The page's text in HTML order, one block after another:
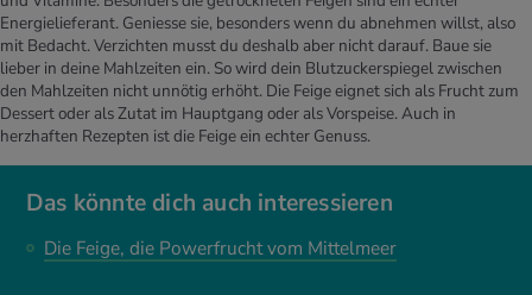
Das könnte dich auch interessieren
Die Feige, die Powerfrucht vom Mittelmeer
Energielieferant. Geniesse sie, besonders wenn du abnehmen willst, also
mit Bedacht. Verzichten musst du deshalb aber nicht darauf. Baue sie
lieber in deine Mahlzeiten ein. So wird dein Blutzuckerspiegel zwischen
den Mahlzeiten nicht unnötig erhöht. Die Feige eignet sich als Frucht zum
Dessert oder als Zutat im Hauptgang oder als Vorspeise. Auch in
herzhaften Rezepten ist die Feige ein echter Genuss.